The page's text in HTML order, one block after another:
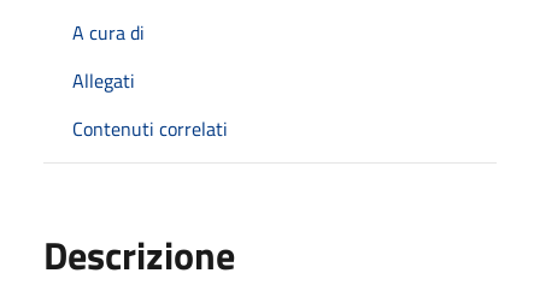
A cura di
Allegati
Contenuti correlati
Descrizione